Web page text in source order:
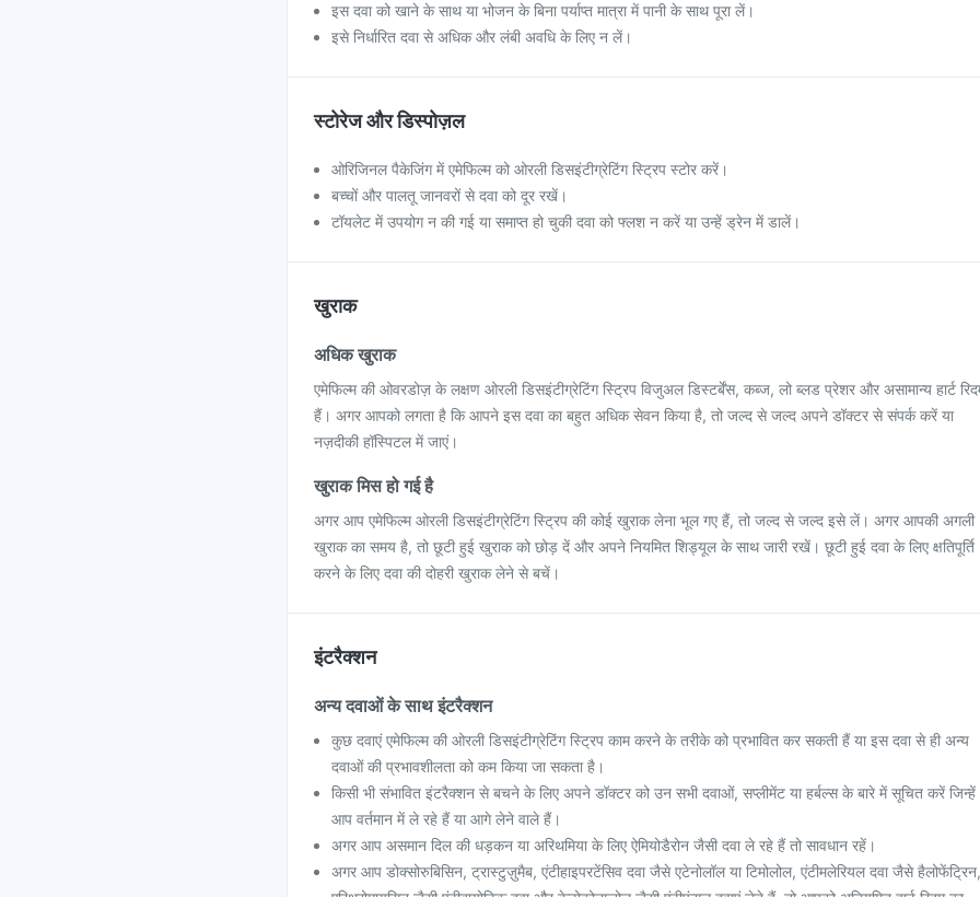
इस दवा को खाने के साथ या भोजन के बिना पर्याप्त मात्रा में पानी के साथ पूरा लें।
इसे निर्धारित दवा से अधिक और लंबी अवधि के लिए न लें।
स्टोरेज और डिस्पोज़ल
ओरिजिनल पैकेजिंग में एमेफिल्म को ओरली डिसइंटीग्रेटिंग स्ट्रिप स्टोर करें।
बच्चों और पालतू जानवरों से दवा को दूर रखें।
टॉयलेट में उपयोग न की गई या समाप्त हो चुकी दवा को फ्लश न करें या उन्हें ड्रेन में डालें।
खुराक
अधिक खुराक
एमेफिल्म की ओवरडोज़ के लक्षण ओरली डिसइंटीग्रेटिंग स्ट्रिप विजुअल डिस्टर्बेंस, कब्ज, लो ब्लड प्रेशर और असामान्य हार्ट
हैं। अगर आपको लगता है कि आपने इस दवा का बहुत अधिक सेवन किया है, तो जल्द से जल्द अपने डॉक्टर से संपर्क करें या
नज़दीकी हॉस्पिटल में जाएं।
खुराक मिस हो गई है
अगर आप एमेफिल्म ओरली डिसइंटीग्रेटिंग स्ट्रिप की कोई खुराक लेना भूल गए हैं, तो जल्द से जल्द इसे लें। अगर आपकी अगली
खुराक का समय है, तो छूटी हुई खुराक को छोड़ दें और अपने नियमित शिड्यूल के साथ जारी रखें। छूटी हुई दवा के लिए क्षतिपूर्ति
करने के लिए दवा की दोहरी खुराक लेने से बचें।
इंटरैक्शन
अन्य दवाओं के साथ इंटरैक्शन
कुछ दवाएं एमेफिल्म की ओरली डिसइंटीग्रेटिंग स्ट्रिप काम करने के तरीके को प्रभावित कर सकती हैं या इस दवा से ही अन्य
दवाओं की प्रभावशीलता को कम किया जा सकता है।
किसी भी संभावित इंटरैक्शन से बचने के लिए अपने डॉक्टर को उन सभी दवाओं, सप्लीमेंट या हर्बल्स के बारे में सूचित करें जिन्हें
आप वर्तमान में ले रहे हैं या आगे लेने वाले हैं।
अगर आप असमान दिल की धड़कन या अरिथमिया के लिए ऐमियोडैरोन जैसी दवा ले रहे हैं तो सावधान रहें।
अगर आप डोक्सोरुबिसिन, ट्रास्टुज़ुमैब, एंटीहाइपरटेंसिव दवा जैसे एटेनोलॉल या टिमोलोल, एंटीमलेरियल दवा जैसे हैलोफेंट्रिन,